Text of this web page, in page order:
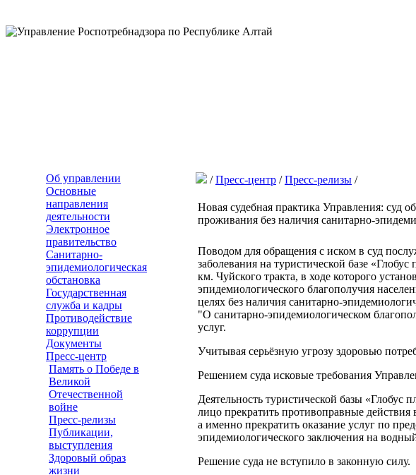
Об управлении
Основные
направления
деятельности
Электронное
правительство
Санитарно-
эпидемиологическая
обстановка
Государственная
служба и кадры
Противодействие
коррупции
Документы
Пресс-центр
Память о Победе в
Великой
Отечественной
войне
Пресс-релизы
Публикации,
выступления
Здоровый образ
жизни
/Пресс-центр /Пресс-релизы /
Новая судебная практика Управления: суд
проживания без наличия санитарно-
Поводом для обращения с иском в суд
заболевания на туристической базе
км. Чуйского тракта, в ходе которого
эпидемиологического благополучия
целях без наличия санитарно-
"О санитарно-эпидемиологическом
услуг.
Учитывая серьёзную угрозу здоровью
Решением суда исковые требования
Деятельность туристической базы
лицо прекратить противоправные
а именно прекратить оказание услуг по
эпидемиологического заключения на
Решение суда не вступило в законную силу.